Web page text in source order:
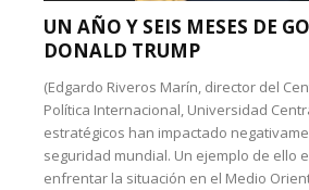
UN AÑO Y SEIS MESES DE
DONALD TRUMP
(Edgardo Riveros Marín, director del
Política Internacional, Universidad
estratégicos han impactado
seguridad mundial. Un ejemplo de ello
enfrentar la situación en el Medio